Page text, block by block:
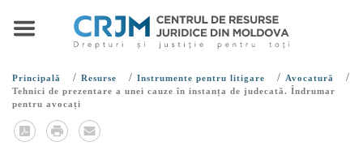
Principală / Resurse / Instrumente pentru litigare / Avocatură /
Tehnici de prezentare a unei cauze în instanța de judecată. Îndrumar
pentru avocați